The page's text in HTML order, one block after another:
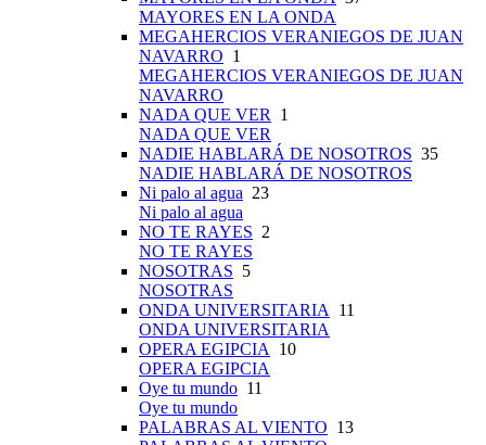
MAYORES EN LA ONDA
MEGAHERCIOS VERANIEGOS DE JUAN
NAVARRO 1
MEGAHERCIOS VERANIEGOS DE JUAN
NAVARRO
NADA QUE VER
1
NADA QUE VER
NADIE HABLARÁ DE NOSOTROS 35
NADIE HABLARÁ DE NOSOTROS
Ni palo al agua 23
Ni palo al agua
NO TE RAYES 2
NO TE RAYES
NOSOTRAS 5
NOSOTRAS
ONDA UNIVERSITARIA
11
ONDA UNIVERSITARIA
OPERA EGIPCIA
10
OPERA EGIPCIA
Oye tu mundo 11
Oye tu mundo
PALABRAS AL VIENTO 13